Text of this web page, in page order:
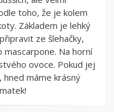
toho, že je kolem
Základem je lehký
ze šlehačky,
Na horní
ovoce. Pokud jej
hned máme krásný